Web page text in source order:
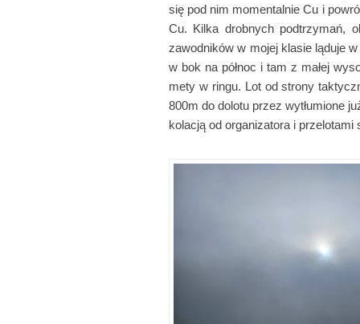
się pod nim momentalnie Cu i
Cu. Kilka drobnych podtrzymań,
zawodników w mojej klasie ląduje
w bok na północ i tam z małej
mety w ringu. Lot od strony
800m do dolotu przez wytłumione
kolacją od organizatora i przelotami